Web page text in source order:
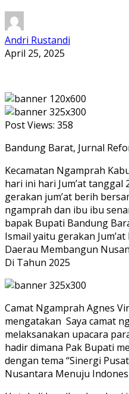
Andri Rustandi
April 25, 2025
Post Views: 358
Bandung Barat, Jurnal
Kecamatan Ngamprah
hari ini hari Jum’at tanggal
gerakan jum’at berih
ngamprah dan ibu ibu
bapak Bupati Bandung
Ismail yaitu gerakan
Daerau Membangun
Di Tahun 2025
Camat Ngamprah Agnes
mengatakan Saya camat
melaksanakan upacara
hadir dimana Pak Bupati
dengan tema “Sinergi
Nusantara Menuju